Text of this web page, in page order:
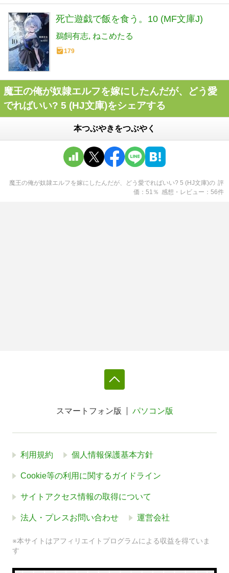
死亡遊戯で飯を食う。10 (MF文庫J)
鵜飼有志 ねこめたる
179
魔王の俺が奴隷エルフを嫁にしたんだが、どう愛
でればいい? 5 (HJ文庫)をシェアする
本つぶやきをつぶやく
魔王の俺が奴隷エルフを嫁にしたんだが、どう愛でればいい? 5 (HJ文庫)の 評
価
51 ％ 感想・レビュー 56件
スマートフォン版 パソコン版
利用規約 個人情報保護基本方針
Cookie等の利用に関するガイドライン
サイトアクセス情報の取得について
法人・プレスお問い合わせ 運営会社
※本サイトはアフィリエイトプログラムによる収益を得ていま
す